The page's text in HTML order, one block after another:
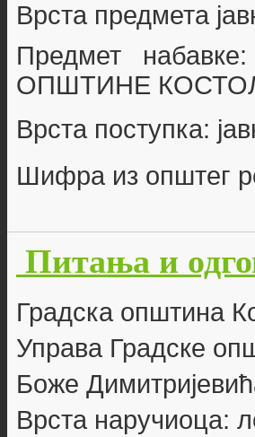
Врста предмета
Предмет
ОПШТИНЕ
Врста поступка:
Шифра из општег
Питања и
Градска општина
Управа Градске
Боже
Врста наручиоца: